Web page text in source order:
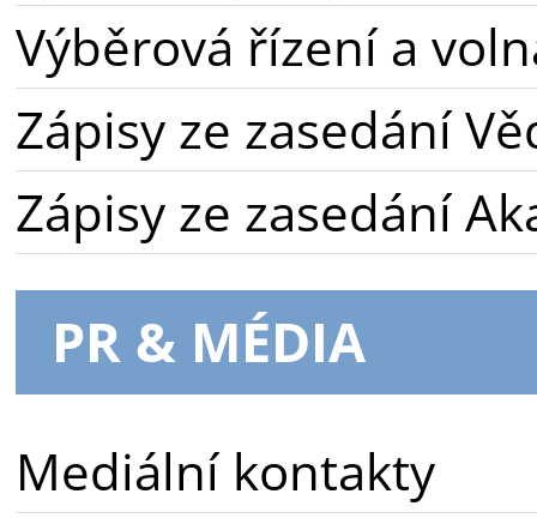
Výběrová řízení a
Zápisy ze zasedání
Zápisy ze zasedání
PR & MÉDIA
Mediální kontakty